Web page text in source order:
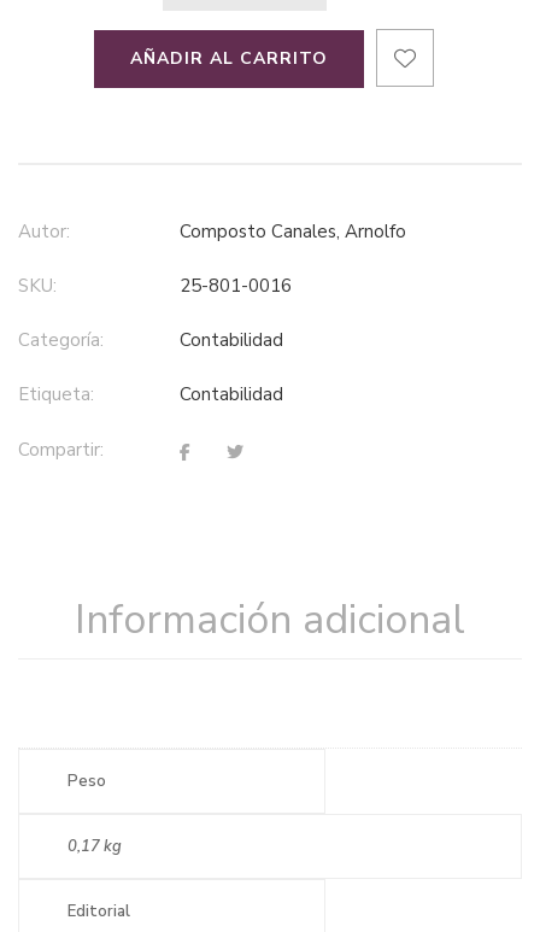
AÑADIR AL CARRITO
Autor: Composto Canales, Arnolfo
SKU: 25-801-0016
Categoría: contabilidad
Etiqueta: contabilidad
Compartir:
Información adicional
Peso
0,17 kg
Editorial